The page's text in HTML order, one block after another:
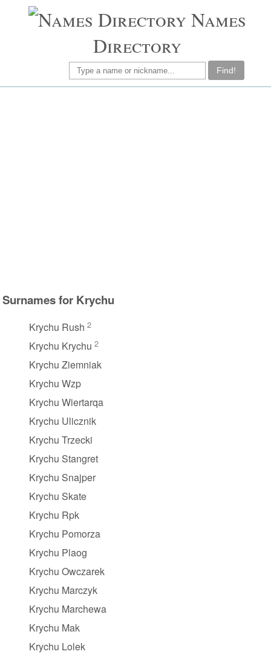
Names
Directory
Find!
Surnames for Krychu
Krychu Rush 2
Krychu Krychu 2
Krychu Ziemniak
Krychu Wzp
Krychu Wiertarqa
Krychu Ulicznik
Krychu Trzecki
Krychu Stangret
Krychu Snajper
Krychu Skate
Krychu Rpk
Krychu Pomorza
Krychu Plaog
Krychu Owczarek
Krychu Marczyk
Krychu Marchewa
Krychu Mak
Krychu Lolek